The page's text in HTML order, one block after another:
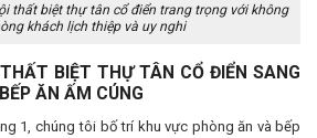
thất biệt thự tân cổ điển trang trọng với không
khách lịch thiệp và uy nghi
BIỆT THỰ TÂN CỔ ĐIỂN SANG
ĂN ẤM CÚNG
1, chúng tôi bố trí khu vực phòng ăn và bếp